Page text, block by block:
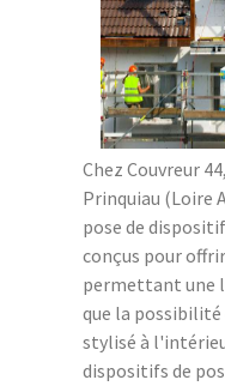
Chez Couvreur
Prinquiau (Loire
pose de
conçus pour
permettant une
que la
stylisé à
dispositifs de